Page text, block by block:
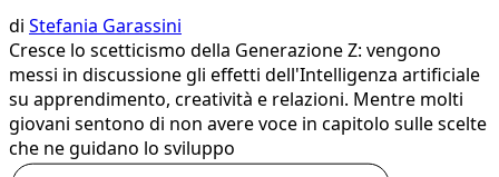
di Stefania Garassini
Cresce lo scetticismo della Generazione Z: vengono
messi in discussione gli effetti dell'Intelligenza artificiale
su apprendimento, creatività e relazioni. Mentre molti
giovani sentono di non avere voce in capitolo sulle scelte
che ne guidano lo sviluppo